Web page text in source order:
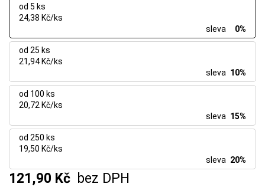
od 5 ks
24,38 Kč/ks
sleva
0%
od 25 ks
21,94 Kč/ks
sleva 10%
od 100 ks
20,72 Kč/ks
sleva 15%
od 250 ks
19,50 Kč/ks
sleva 20%
121,90 Kč bez DPH